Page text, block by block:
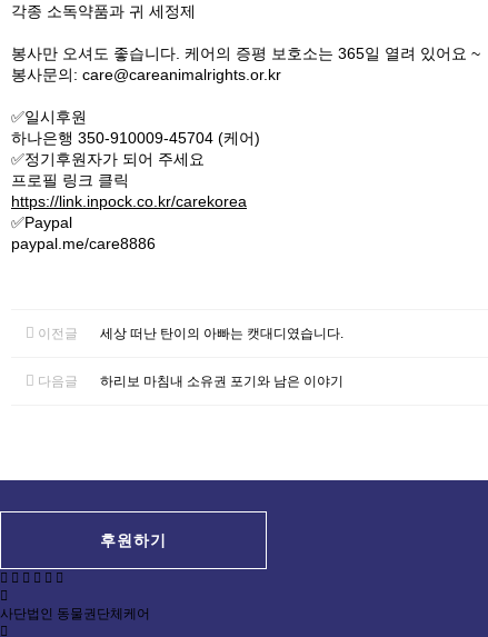
각종 소독약품과 귀 세정제
봉사만 오셔도 좋습니다. 케어의 증평 보호소는 365일 열려 있어요 ~
봉사문의: care@careanimalrights.or.kr
✅일시후원
하나은행 350-910009-45704 (케어)
✅정기후원자가 되어 주세요
프로필 링크 클릭
https://link.inpock.co.kr/carekorea
✅Paypal
paypal.me/care8886
이전글 세상 떠난 탄이의 아빠는 캣대디였습니다.
다음글 하리보 마침내 소유권 포기와 남은 이야기
후원하기
사단법인 동물권단체케어